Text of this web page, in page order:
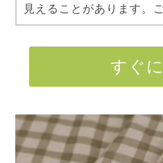
見えることがあります。
すぐ